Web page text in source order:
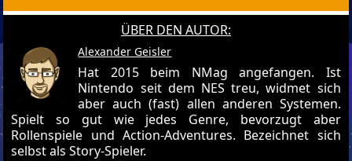
ÜBER DEN AUTOR:
Alexander Geisler
Hat 2015 beim NMag angefangen. Ist
Nintendo seit dem NES treu, widmet sich
aber auch (fast) allen anderen Systemen.
Spielt so gut wie jedes Genre, bevorzugt aber
Rollenspiele und Action-Adventures. Bezeichnet sich
selbst als Story-Spieler.